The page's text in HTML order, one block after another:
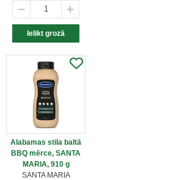
Alabamas stila baltā
BBQ mērce, SANTA
MARIA, 910 g
SANTA MARIA